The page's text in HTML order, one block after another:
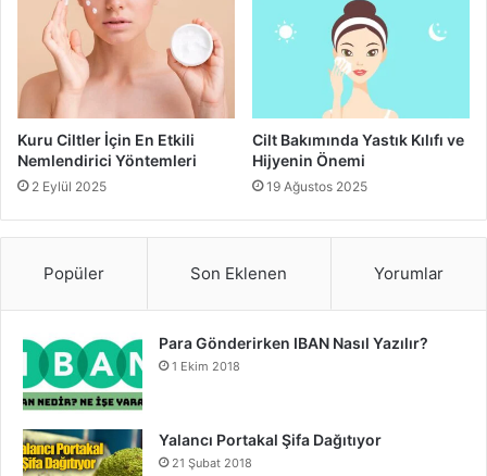
Kuru Ciltler İçin En Etkili
Nemlendirici Yöntemleri
2 Eylül 2025
Cilt Bakımında Yastık Kılıfı ve
Hijyenin Önemi
19 Ağustos 2025
Popüler Son Eklenen Yorumlar
Para Gönderirken IBAN Nasıl Yazılır?
1 Ekim 2018
Yalancı Portakal Şifa Dağıtıyor
21 Şubat 2018